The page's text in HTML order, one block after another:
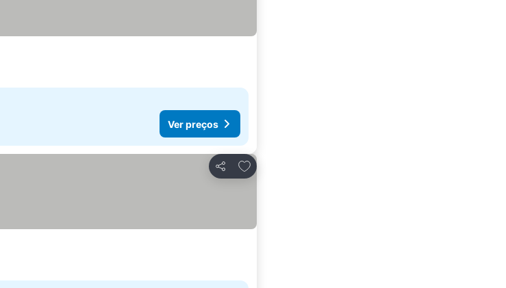
Ver preços
Partilhar
Adicionar aos favoritos